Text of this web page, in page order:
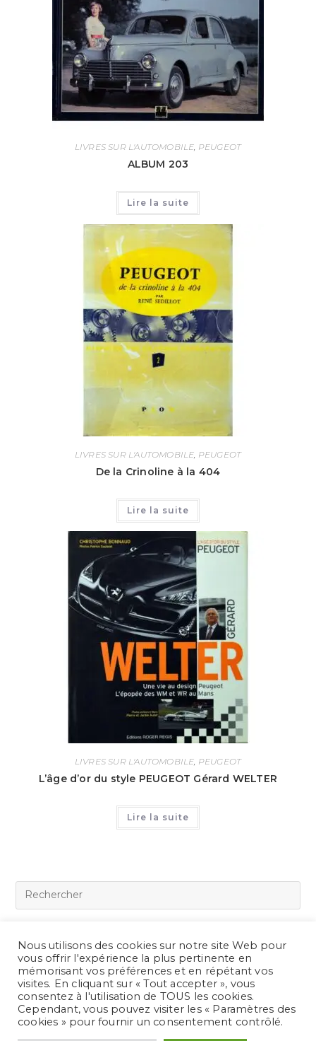
LIVRES SUR L'AUTOMOBILE, PEUGEOT
ALBUM 203
Lire la suite
LIVRES SUR L'AUTOMOBILE PEUGEOT
De la Crinoline à la 404
Lire la suite
LIVRES SUR L'AUTOMOBILE, PEUGEOT
L’âge d’or du style PEUGEOT Gérard WELTER
Lire la suite
Commentaires Récents
Nous utilisons des cookies sur notre site Web pour
vous offrir l'expérience la plus pertinente en
mémorisant vos préférences et en répétant vos
visites. En cliquant sur « Tout accepter », vous
consentez à l'utilisation de TOUS les cookies.
Cependant, vous pouvez visiter les « Paramètres des
cookies » pour fournir un consentement contrôlé.